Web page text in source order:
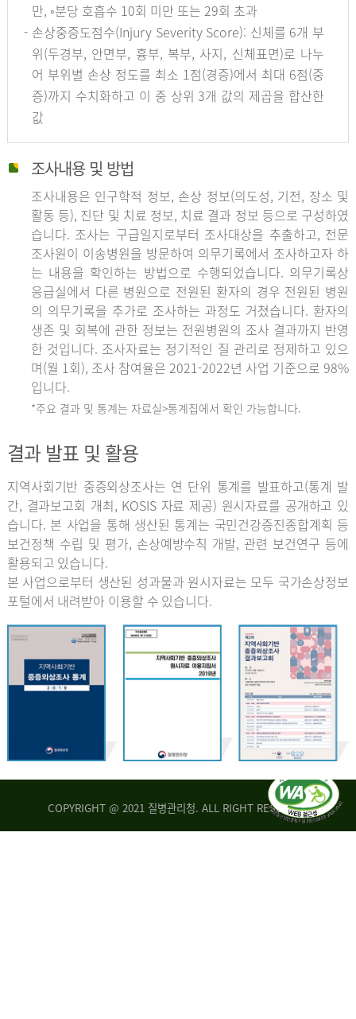
만, ◦분당 호흡수 10회 미만 또는 29회 초과
- 손상중증도점수(Injury Severity Score): 신체를 6개 부
위(두경부, 안면부, 흉부, 복부, 사지, 신체표면)로 나누
어 부위별 손상 정도를 최소 1점(경증)에서 최대 6점(중
증)까지 수치화하고 이 중 상위 3개 값의 제곱을 합산한
값
조사내용 및 방법
조사내용은 인구학적 정보, 손상 정보(의도성, 기전, 장소 및
활동 등), 진단 및 치료 정보, 치료 결과 정보 등으로 구성하였
습니다. 조사는 구급일지로부터 조사대상을 추출하고, 전문
조사원이 이송병원을 방문하여 의무기록에서 조사하고자 하
는 내용을 확인하는 방법으로 수행되었습니다. 의무기록상
응급실에서 다른 병원으로 전원된 환자의 경우 전원된 병원
의 의무기록을 추가로 조사하는 과정도 거쳤습니다. 환자의
생존 및 회복에 관한 정보는 전원병원의 조사 결과까지 반영
한 것입니다. 조사자료는 정기적인 질 관리로 정제하고 있으
며(월 1회), 조사 참여율은 2021-2022년 사업 기준으로 98%
입니다.
*주요 결과 및 통계는 자료실>통계집에서 확인 가능합니다.
결과 발표 및 활용
지역사회기반 중증외상조사는 연 단위 통계를 발표하고(통계 발
간, 결과보고회 개최, KOSIS 자료 제공) 원시자료를 공개하고 있
습니다. 본 사업을 통해 생산된 통계는 국민건강증진종합계획 등
보건정책 수립 및 평가, 손상예방수칙 개발, 관련 보건연구 등에
활용되고 있습니다.
본 사업으로부터 생산된 성과물과 원시자료는 모두 국가손상정보
포털에서 내려받아 이용할 수 있습니다.
COPYRIGHT @ 2021 질병관리청. ALL RIGHT RESERVED